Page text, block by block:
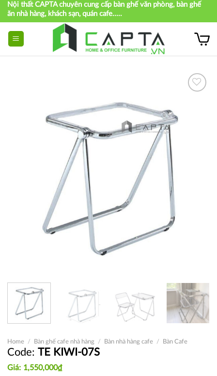
Skip
content
Nội thất CAPTA chuyên cung cấp bàn ghế văn phòng, bàn ghế
ăn nhà hàng, khách sạn, quán cafe.....
Home / Bàn ghế cafe nhà hàng / Bàn nhà hàng cafe / Bàn Cafe
TE KIWI-07S
1,550,000₫